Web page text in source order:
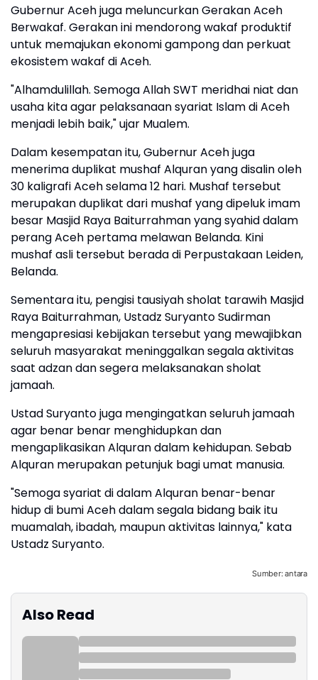
Gubernur Aceh juga meluncurkan Gerakan Aceh
Berwakaf. Gerakan ini mendorong wakaf produktif
untuk memajukan ekonomi gampong dan perkuat
ekosistem wakaf di Aceh.
"Alhamdulillah. Semoga Allah SWT meridhai niat dan
usaha kita agar pelaksanaan syariat Islam di Aceh
menjadi lebih baik," ujar Mualem.
Dalam kesempatan itu, Gubernur Aceh juga
menerima duplikat mushaf Alquran yang disalin oleh
30 kaligrafi Aceh selama 12 hari. Mushaf tersebut
merupakan duplikat dari mushaf yang dipeluk imam
besar Masjid Raya Baiturrahman yang syahid dalam
perang Aceh pertama melawan Belanda. Kini
mushaf asli tersebut berada di Perpustakaan Leiden,
Belanda.
Sementara itu, pengisi tausiyah sholat tarawih Masjid
Raya Baiturrahman, Ustadz Suryanto Sudirman
mengapresiasi kebijakan tersebut yang mewajibkan
seluruh masyarakat meninggalkan segala aktivitas
saat adzan dan segera melaksanakan sholat
jamaah.
Ustad Suryanto juga mengingatkan seluruh jamaah
agar benar benar menghidupkan dan
mengaplikasikan Alquran dalam kehidupan. Sebab
Alquran merupakan petunjuk bagi umat manusia.
"Semoga syariat di dalam Alquran benar-benar
hidup di bumi Aceh dalam segala bidang baik itu
muamalah, ibadah, maupun aktivitas lainnya," kata
Ustadz Suryanto.
Sumber: antara
Also Read